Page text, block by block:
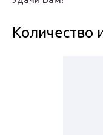
Количество